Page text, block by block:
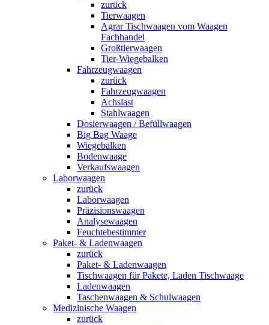
zurück
Tierwaagen
Agrar Tischwaagen vom Waagen
Fachhandel
Großtierwaagen
Tier-Wiegebalken
Fahrzeugwaagen
zurück
Fahrzeugwaagen
Achslast
Stahlwaagen
Dosierwaagen / Befüllwaagen
Big Bag Waage
Wiegebalken
Bodenwaage
Verkaufswaagen
Laborwaagen
zurück
Laborwaagen
Präzisionswaagen
Analysewaagen
Feuchtebestimmer
Paket- & Ladenwaagen
zurück
Paket- & Ladenwaagen
Tischwaagen für Pakete, Laden Tischwaage
Ladenwaagen
Taschenwaagen & Schulwaagen
Medizinische Waagen
zurück